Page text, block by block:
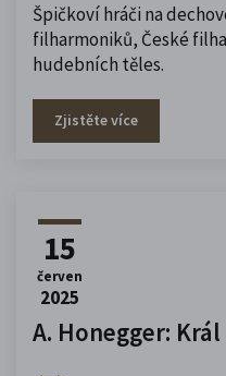
Špičkoví hráči na
filharmoniků, České
hudebních těles.
Zjistěte více
15
červen
2025
A. Honegger: Král